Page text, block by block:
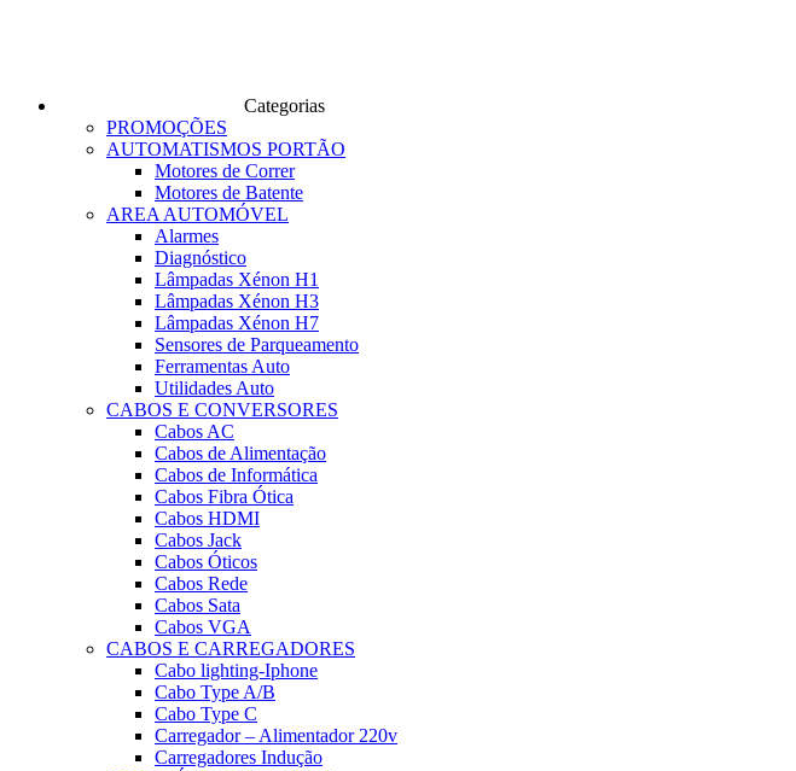
Categorias
PROMOÇÕES
AUTOMATISMOS PORTÃO
Motores de Correr
Motores de Batente
AREA AUTOMÓVEL
Alarmes
Diagnóstico
Lâmpadas Xénon H1
Lâmpadas Xénon H3
Lâmpadas Xénon H7
Sensores de Parqueamento
Ferramentas Auto
Utilidades Auto
CABOS E CONVERSORES
Cabos AC
Cabos de Alimentação
Cabos de Informática
Cabos Fibra Ótica
Cabos HDMI
Cabos Jack
Cabos Óticos
Cabos Rede
Cabos Sata
Cabos VGA
CABOS E CARREGADORES
Cabo lighting-Iphone
Cabo Type A/B
Cabo Type C
Carregador – Alimentador 220v
Carregadores Indução